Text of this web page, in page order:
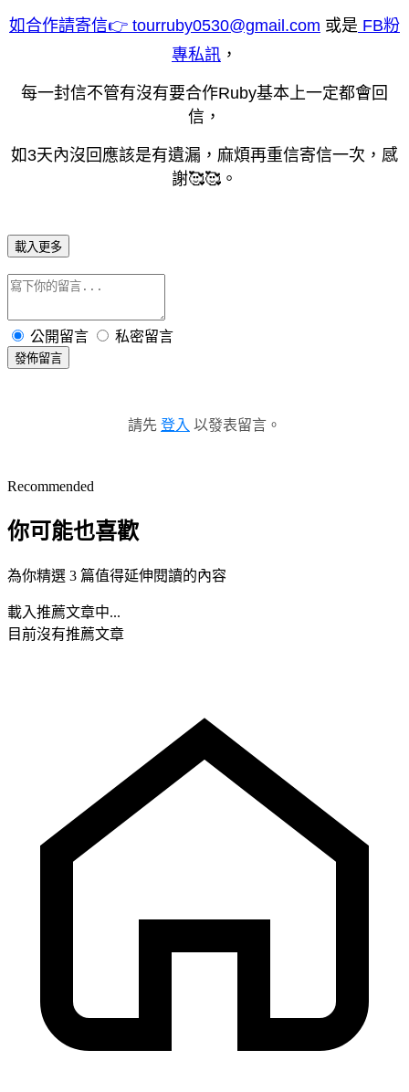
如合作請寄信👉 tourruby0530@gmail.com 或是 FB粉
專私訊 ，
每一封信不管有沒有要合作Ruby基本上一定都會回
信，
如3天內沒回應該是有遺漏，麻煩再重信寄信一次，感
謝🥰🥰。
載入更多
公開留言 私密留言
發佈留言
請先 登入 以發表留言。
Recommended
你可能也喜歡
為你精選 3 篇值得延伸閱讀的內容
載入推薦文章中...
目前沒有推薦文章